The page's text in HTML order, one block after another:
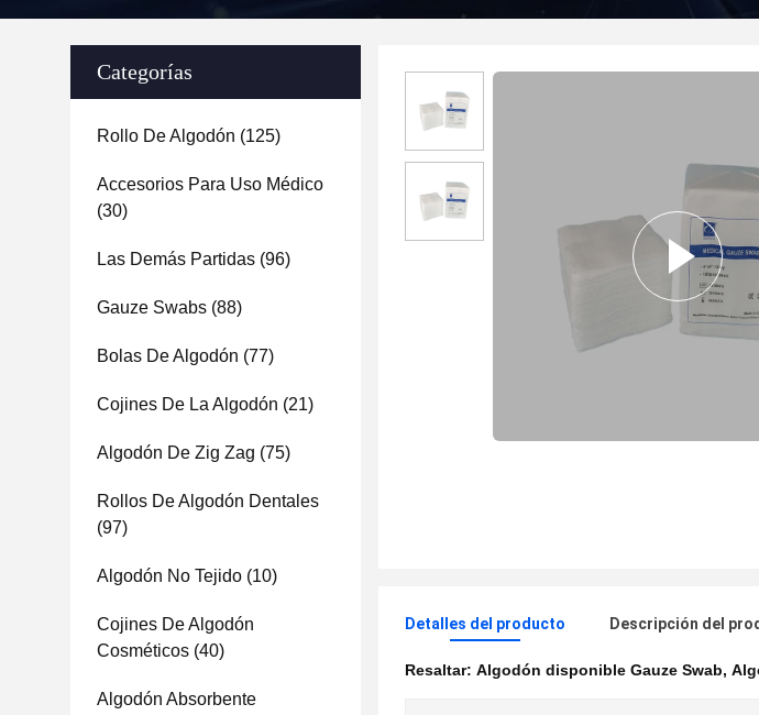
Categorías
Rollo De Algodón (125)
Accesorios Para Uso Médico
(30)
Las Demás Partidas (96)
Gauze Swabs (88)
Bolas De Algodón (77)
Cojines De La Algodón (21)
Algodón De Zig Zag (75)
Rollos De Algodón Dentales
(97)
Algodón No Tejido (10)
Cojines De Algodón
Cosméticos (40)
Algodón Absorbente
Detalles del producto Descripción del
Resaltar: Algodón disponible Gauze Swab,